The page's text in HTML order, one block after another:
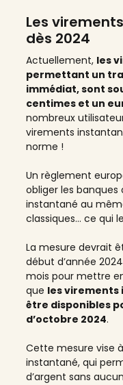
Les
dès 2024
Actuellement, les
permettant un
immédiat, sont
centimes et un
nombreux
virements
norme !
Un règlement
obliger les
instantané au
classiques… ce qui
La mesure devrait
début d’année
mois pour mettre
que les
être disponibles
d’octobre 2024.
Cette mesure vise
instantané, qui
d’argent sans